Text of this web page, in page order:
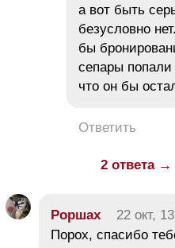
а вот быть
безусловно
бы
сепары
что он бы
Ответить
2 ответа →
Роршах 22 окт,
Порох, спасибо